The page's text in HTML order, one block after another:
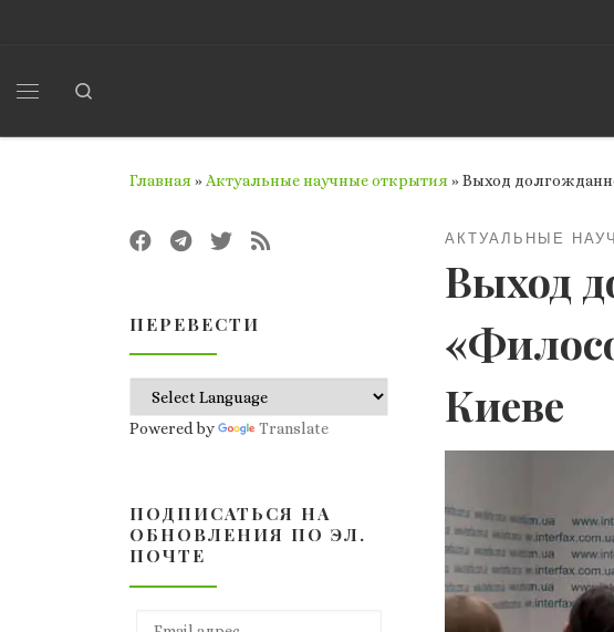
Главная »Актуальные научные открытия »Выход
АКТУАЛЬНЫЕ
Выход
Киеве
ПЕРЕВЕСТИ
Powered by Translate
ПОДПИСАТЬСЯ НА
ОБНОВЛЕНИЯ ПО ЭЛ.
ПОЧТЕ